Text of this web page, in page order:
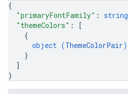
{
"primaryFontFamily" : string
"themeColors" :
[
{
object (ThemeColorPair)
}
]
}